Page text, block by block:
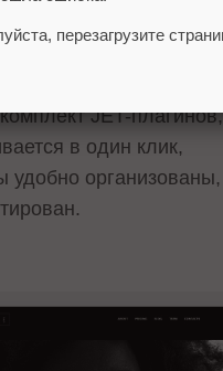
с помощью Elementor
JET-плагинов,
в один клик,
удобно организованы,
перезагрузите